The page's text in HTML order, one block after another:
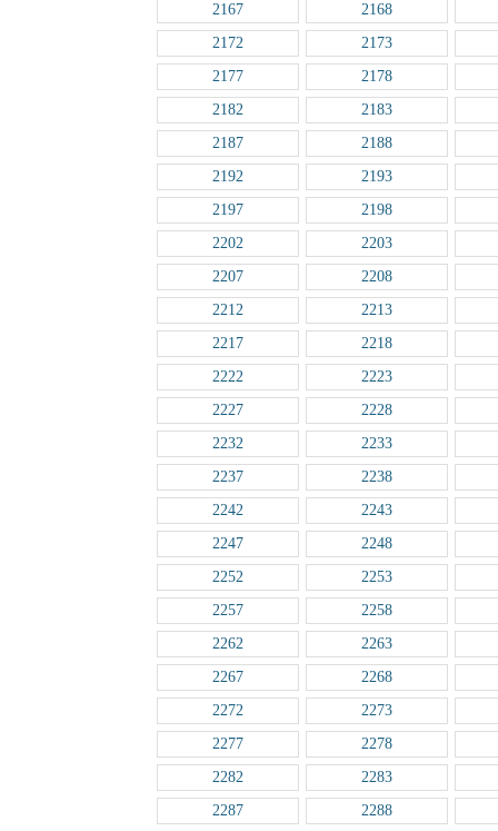
2167
2168
2172
2173
2177
2178
2182
2183
2187
2188
2192
2193
2197
2198
2202
2203
2207
2208
2212
2213
2217
2218
2222
2223
2227
2228
2232
2233
2237
2238
2242
2243
2247
2248
2252
2253
2257
2258
2262
2263
2267
2268
2272
2273
2277
2278
2282
2283
2287
2288